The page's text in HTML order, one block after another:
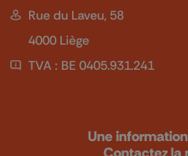
Rue du Laveu, 58
4000 Liège
TVA : BE 0405.931.241
Une
Contactez la